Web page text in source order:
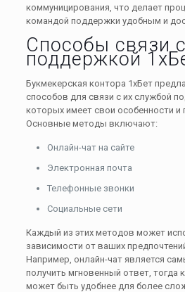
коммуницирования, что делает
командой поддержки удобным и
Способы связи с
поддержкой
Букмекерская контора 1хБет
способов для связи с их службой
которых имеет свои особенности и
Основные методы включают:
Онлайн-чат на сайте
Электронная почта
Телефонные звонки
Социальные сети
Каждый из этих методов может
зависимости от ваших
Например, онлайн-чат является
получить мгновенный ответ, тогда
может быть удобнее для более